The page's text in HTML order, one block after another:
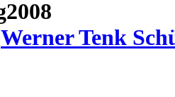
Werner Tenk